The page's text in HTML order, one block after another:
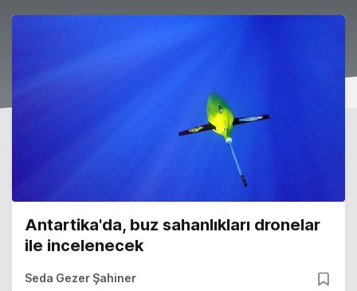
Antartika'da, buz sahanlıkları dronelar
ile incelenecek
Seda Gezer Şahiner